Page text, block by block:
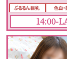
14:00-